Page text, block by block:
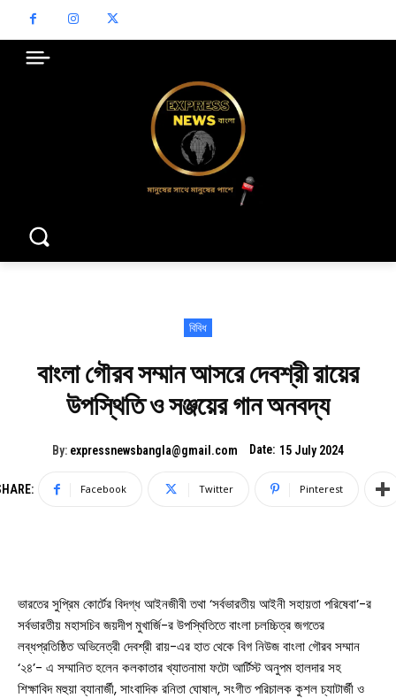
বিবিধ
বাংলা গৌরব সম্মান আসরে দেবশ্রী রায়ের
উপস্থিতি ও সঞ্জয়ের গান অনবদ্য
By: expressnewsbangla@gmail.com Date: 15 July 2024
Facebook Twitter Pinterest
ভারতের সুপ্রিম কোর্টের বিদগ্ধ আইনজীবী তথা ‘সর্বভারতীয় আইনী সহায়তা পরিষেবা’-র
সর্বভারতীয় মহাসচিব জয়দীপ মুখার্জি-র উপস্থিতিতে বাংলা চলচ্চিত্র জগতের
লব্ধপ্রতিষ্ঠিত অভিনেত্রী দেবশ্রী রায়-এর হাত থেকে বিগ নিউজ বাংলা গৌরব সম্মান
‘২৪’- এ সম্মানিত হলেন কলকাতার খ্যাতনামা ফটো আর্টিস্ট অনুপম হালদার সহ
শিক্ষাবিদ মহুয়া ব্যানার্জী, সাংবাদিক রনিতা ঘোষাল, সংগীত পরিচালক কুশল চ্যাটার্জী ও